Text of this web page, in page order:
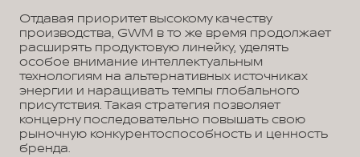
Отдавая приоритет высокому качеству
производства, GWM в то же время продолжает
расширять продуктовую линейку, уделять
особое внимание интеллектуальным
технологиям на альтернативных источниках
энергии и наращивать темпы глобального
присутствия. Такая стратегия позволяет
концерну последовательно повышать свою
рыночную конкурентоспособность и ценность
бренда.